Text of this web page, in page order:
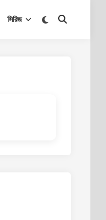
সিরিজ
Switch
Open